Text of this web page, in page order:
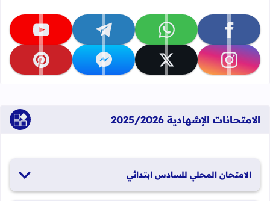
تابعنا على facebook تابعنا على whatsapp تابعنا على telegram تابعنا على youtube
تابعنا على instagram تابعنا على x تابعنا على messenger تابعنا على pinterest
الامتحانات الإشهادية 2025/2026
الامتحان المحلي للسادس ابتدائي